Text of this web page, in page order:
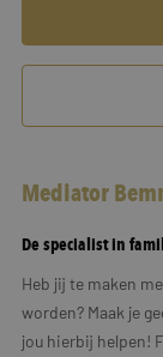
Mediator
De specialist in
Heb jij te maken
worden? Maak je
jou hierbij helpen!